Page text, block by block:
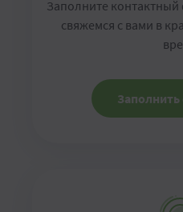
Заполните
свяжемся с вами в